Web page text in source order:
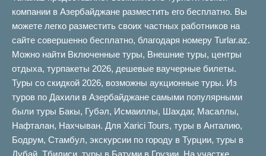
компании в Азербайджане разместить его бесплатно. Вы
можете легко разместить своих частных работников на
сайте совершенно бесплатно, благодаря номеру Turlar.az.
Можно найти Включенные туры, Внешние туры, центры
отдыха, турпакеты 2026, дешевые ваучерные билеты.
Туры со скидкой 2026, возможны аукционные туры. Из
туров по Дахили в Азербайджане самыми популярными
были туры Бакы, Губəл, Исмаиллы, Шахдаг, Масаллы,
Нафталан, Нахчыван. Для Xarici Tours, туры в Анталию,
Бодрум, Стамбул, экскурсии по городу в Турции, туры в
Дубай, Тбилиси, туры в Батуми в Грузии. На участке